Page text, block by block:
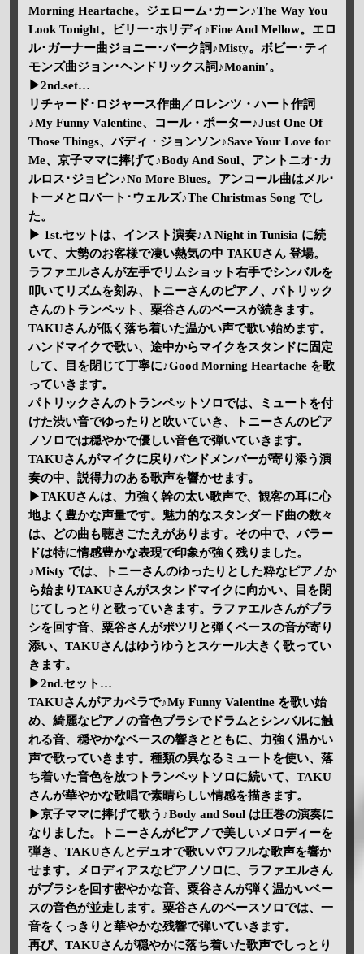
Morning Heartache。ジェローム･カーン♪The Way You
Look Tonight。ビリー･ホリディ♪Fine And Mellow。エロ
ル･ガーナー曲ジョニー･バーク詞♪Misty。ボビー･ティ
モンズ曲ジョン･ヘンドリックス詞♪Moanin’。
▶2nd.set…
リチャード･ロジャース作曲／ロレンツ・ハート作詞
♪My Funny Valentine、コール・ポーター♪Just One Of
Those Things、バディ・ジョンソン♪Save Your Love for
Me、京子ママに捧げて♪Body And Soul、アントニオ･カ
ルロス･ジョビン♪No More Blues。アンコール曲はメル･
トーメとロバート･ウェルズ♪The Christmas Song でし
た。
▶ 1st.セットは、インスト演奏♪A Night in Tunisia に続
いて、大勢のお客様で凄い熱気の中 TAKUさん 登場。
ラファエルさんが左手でリムショット右手でシンバルを
叩いてリズムを刻み、トニーさんのピアノ、パトリック
さんのトランペット、粟谷さんのベースが続きます。
TAKUさんが低く落ち着いた温かい声で歌い始めます。
ハンドマイクで歌い、途中からマイクをスタンドに固定
して、目を閉じて丁寧に♪Good Morning Heartache を歌
っていきます。
パトリックさんのトランペットソロでは、ミュートを付
けた渋い音でゆったりと吹いていき、トニーさんのピア
ノソロでは穏やかで優しい音色で弾いていきます。
TAKUさんがマイクに戻りバンドメンバーが寄り添う演
奏の中、説得力のある歌声を響かせます。
▶TAKUさんは、力強く幹の太い歌声で、観客の耳に心
地よく豊かな声量です。魅力的なスタンダード曲の数々
は、どの曲も聴きごたえがあります。その中で、バラー
ドは特に情感豊かな表現で印象が強く残りました。
♪Misty では、トニーさんのゆったりとした粋なピアノか
ら始まりTAKUさんがスタンドマイクに向かい、目を閉
じてしっとりと歌っていきます。ラファエルさんがブラ
シを回す音、粟谷さんがポツリと弾くベースの音が寄り
添い、TAKUさんはゆうゆうとスケール大きく歌ってい
きます。
▶2nd.セット…
TAKUさんがアカペラで♪My Funny Valentine を歌い始
め、綺麗なピアノの音色ブラシでドラムとシンバルに触
れる音、穏やかなベースの響きとともに、力強く温かい
声で歌っていきます。種類の異なるミュートを使い、落
ち着いた音色を放つトランペットソロに続いて、TAKU
さんが華やかな歌唱で素晴らしい情感を描きます。
▶京子ママに捧げて歌う♪Body and Soul は圧巻の演奏に
なりました。トニーさんがピアノで美しいメロディーを
弾き、TAKUさんとデュオで歌いパワフルな歌声を響か
せます。メロディアスなピアノソロに、ラファエルさん
がブラシを回す密やかな音、粟谷さんが弾く温かいベー
スの音色が並走します。粟谷さんのベースソロでは、一
音をくっきりと華やかな残響で弾いていきます。
再び、TAKUさんが穏やかに落ち着いた歌声でしっとり